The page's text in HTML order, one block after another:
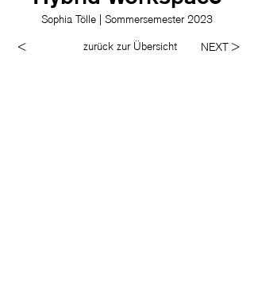
Sophia Tölle | Sommersemester 2023
< zurück zur Übersicht NEXT >